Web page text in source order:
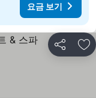
요금 보기
공유 즐